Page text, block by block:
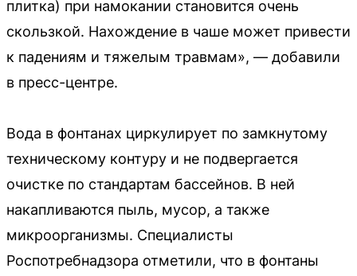
плитка) при намокании становится очень
скользкой. Нахождение в чаше может привести
к падениям и тяжелым травмам», — добавили
в пресс-центре.
Вода в фонтанах циркулирует по замкнутому
техническому контуру и не подвергается
очистке по стандартам бассейнов. В ней
накапливаются пыль, мусор, а также
микроорганизмы. Специалисты
Роспотребнадзора отметили, что в фонтаны